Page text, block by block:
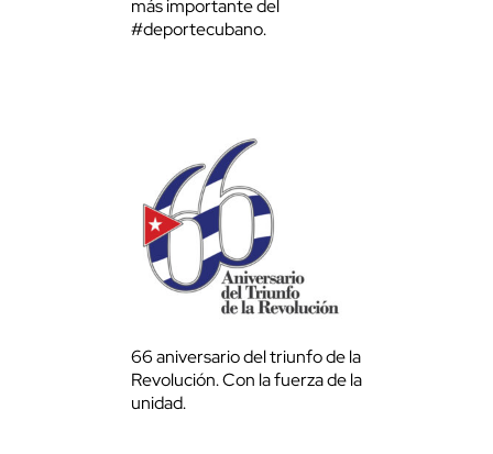
más importante del
#deportecubano.
66 aniversario del triunfo de la
Revolución. Con la fuerza de la
unidad.